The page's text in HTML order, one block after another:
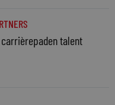
talent